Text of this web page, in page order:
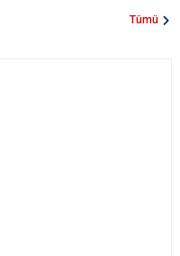
Tümü